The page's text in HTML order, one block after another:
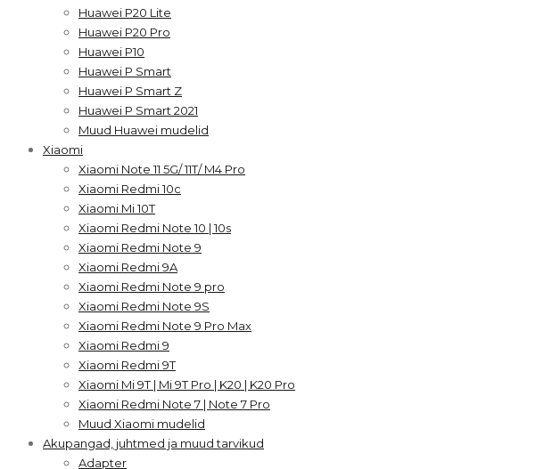
Huawei P20 Lite
Huawei P20 Pro
Huawei P10
Huawei P Smart
Huawei P Smart Z
Huawei P Smart 2021
Muud Huawei mudelid
Xiaomi
Xiaomi Note 11 5G/ 11T/ M4 Pro
Xiaomi Redmi 10c
Xiaomi Mi 10T
Xiaomi Redmi Note 10 | 10s
Xiaomi Redmi Note 9
Xiaomi Redmi 9A
Xiaomi Redmi Note 9 pro
Xiaomi Redmi Note 9S
Xiaomi Redmi Note 9 Pro Max
Xiaomi Redmi 9
Xiaomi Redmi 9T
Xiaomi Mi 9T | Mi 9T Pro | K20 | K20 Pro
Xiaomi Redmi Note 7 | Note 7 Pro
Muud Xiaomi mudelid
Akupangad, juhtmed ja muud tarvikud
Adapter